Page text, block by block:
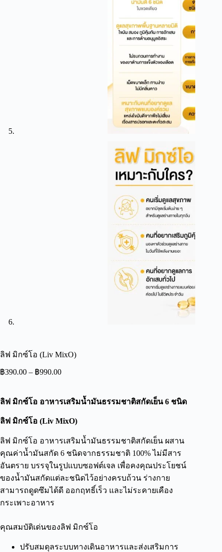
ลิฟ มิกซ์โอ (Liv MixO)
฿390.00 – ฿990.00
ลิฟ มิกซ์โอ อาหารเสริมน้ำมันธรรมชาติสกัดเย็น 6 ชนิด
ลิฟ มิกซ์โอ (Liv MixO)
ลิฟ มิกซ์โอ อาหารเสริมน้ำมันธรรมชาติสกัดเย็น ผสาน
คุณค่าน้ำมันสกัด 6 ชนิดจากธรรมชาติ 100% ไม่มีสาร
อันตราย บรรจุในรูปแบบซอฟต์เจล เพื่อคงคุณประโยชน์
ของน้ำมันสกัดแต่ละชนิดไว้อย่างครบถ้วน ร่างกาย
สามารถดูดซึมได้ดี ออกฤทธิ์เร็ว และไม่ระคายเคือง
กระเพาะอาหาร
คุณสมบัติเด่นของลิฟ มิกซ์โอ
ปรับสมดุลระบบทางเดินอาหารและส่งเสริมการ